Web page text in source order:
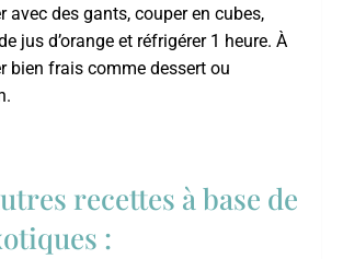
avec des gants, couper en cubes,
jus d’orange et réfrigérer 1 heure. À
bien frais comme dessert ou
recettes à base de
: